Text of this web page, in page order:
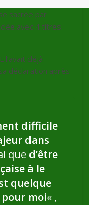
sacrée par
avec 4 titres
l’avait déjà
déclaration après
difficile
dans
que d’être
à le
quelque
pour moi« ,